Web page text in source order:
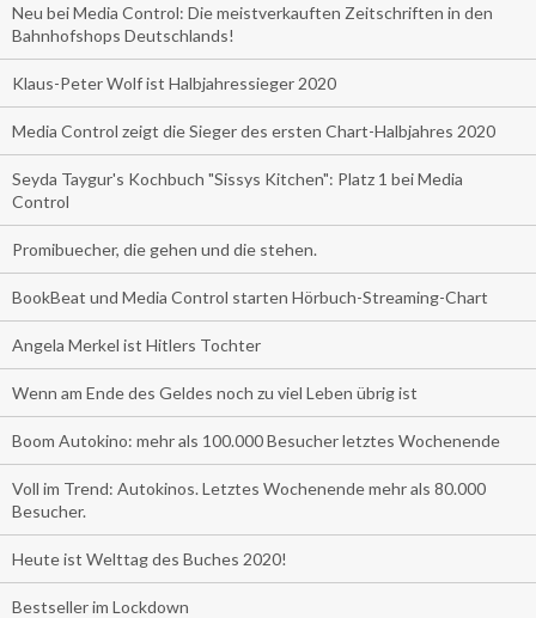
Neu bei Media Control: Die meistverkauften Zeitschriften in den
Bahnhofshops Deutschlands!
Klaus-Peter Wolf ist Halbjahressieger 2020
Media Control zeigt die Sieger des ersten Chart-Halbjahres 2020
Seyda Taygur's Kochbuch "Sissys Kitchen": Platz 1 bei Media
Control
Promibuecher, die gehen und die stehen.
BookBeat und Media Control starten Hörbuch-Streaming-Chart
Angela Merkel ist Hitlers Tochter
Wenn am Ende des Geldes noch zu viel Leben übrig ist
Boom Autokino: mehr als 100.000 Besucher letztes Wochenende
Voll im Trend: Autokinos. Letztes Wochenende mehr als 80.000
Besucher.
Heute ist Welttag des Buches 2020!
Bestseller im Lockdown